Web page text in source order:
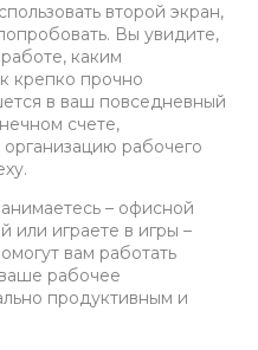
второй экран,
Вы увидите,
каким
крепко прочно
в ваш повседневный
счете,
рабочего
– офисной
или играете в игры –
вам работать
рабочее
продуктивным и